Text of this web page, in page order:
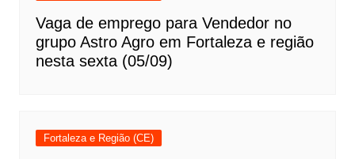
Vaga de emprego para Vendedor no
grupo Astro Agro em Fortaleza e região
nesta sexta (05/09)
Fortaleza e Região (CE)